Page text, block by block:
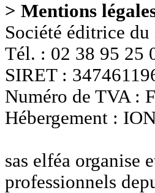
> Mentions
Société éditrice du
Tél. : 02 38 95 25
SIRET :
Numéro de TVA :
Hébergement :
sas elféa organise
professionnels